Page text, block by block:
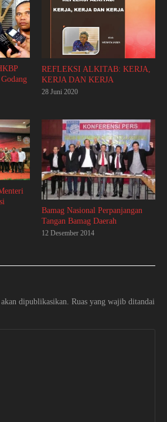
REFLEKSI ALKITAB: KERJA,
KERJA DAN KERJA
28 Juni 2020
Bamag Nasional Perpanjangan
Tangan Bamag Daerah
12 Desember 2014
dipublikasikan. Ruas yang wajib ditandai